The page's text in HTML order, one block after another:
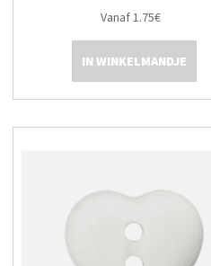
Vanaf 1.75€
IN WINKELMANDJE